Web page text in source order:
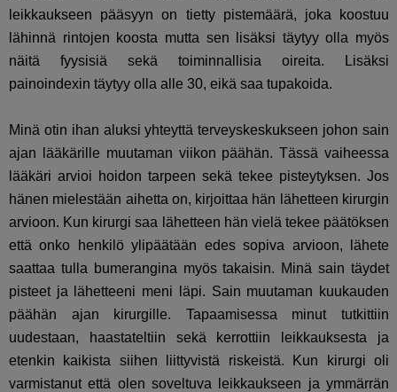
leikkaukseen pääsyyn on tietty pistemäärä, joka koostuu
lähinnä rintojen koosta mutta sen lisäksi täytyy olla myös
näitä fyysisiä sekä toiminnallisia oireita. Lisäksi
painoindexin täytyy olla alle 30, eikä saa tupakoida.
Minä otin ihan aluksi yhteyttä terveyskeskukseen johon sain
ajan lääkärille muutaman viikon päähän. Tässä vaiheessa
lääkäri arvioi hoidon tarpeen sekä tekee pisteytyksen. Jos
hänen mielestään aihetta on, kirjoittaa hän lähetteen kirurgin
arvioon. Kun kirurgi saa lähetteen hän vielä tekee päätöksen
että onko henkilö ylipäätään edes sopiva arvioon, lähete
saattaa tulla bumerangina myös takaisin. Minä sain täydet
pisteet ja lähetteeni meni läpi. Sain muutaman kuukauden
päähän ajan kirurgille. Tapaamisessa minut tutkittiin
uudestaan, haastateltiin sekä kerrottiin leikkauksesta ja
etenkin kaikista siihen liittyvistä riskeistä. Kun kirurgi oli
varmistanut että olen soveltuva leikkaukseen ja ymmärrän